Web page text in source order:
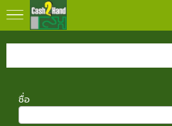
ชื่อ